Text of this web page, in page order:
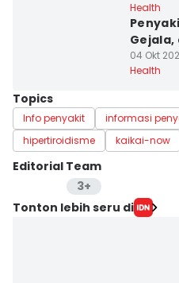
Health
04 Okt
Health
Topics
Info penyakit informasi
hipertiroidisme
kaikai-now
Editorial Team
3+
Editor
Tonton lebih seru di